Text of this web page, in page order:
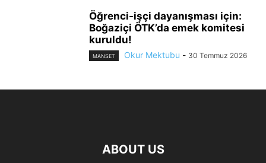
Öğrenci-işçi dayanışması için:
Boğaziçi ÖTK’da emek komitesi
kuruldu!
MANSET Okur Mektubu - 30 Temmuz 2026
ABOUT US